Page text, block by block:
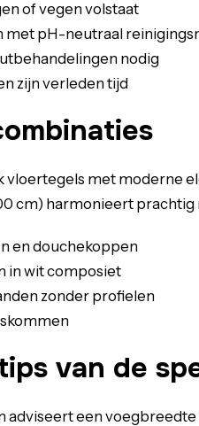
of vegen volstaat
met pH-neutraal
nodig
zijn verleden tijd
vloertegels met moderne
cm) harmonieert prachtig
en douchekoppen
in wit composiet
zonder profielen
van de
adviseert een